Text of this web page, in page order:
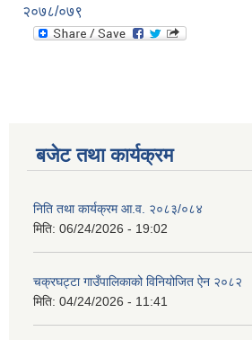
२०७८/०७९
बजेट तथा कार्यक्रम
निति तथा कार्यक्रम आ‍.व. २०८३/०८४
मिति: 06/24/2026 - 19:02
चक्रघट्टा गाउँपालिकाको विनियोजित ऐन २०८२
मिति: 04/24/2026 - 11:41